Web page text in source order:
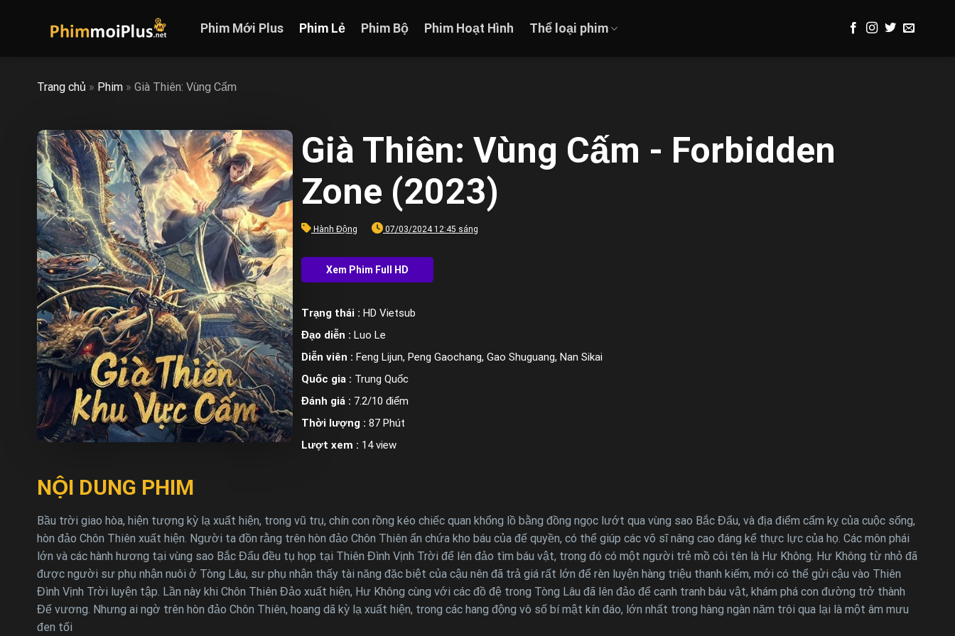
Phim Mới Plus Phim Lẻ Phim Bộ Phim Hoạt Hình Thể loại phim
Trang chủ » Phim » Già Thiên: Vùng Cấm
Già Thiên: Vùng Cấm - Forbidden
Zone (2023)
Hành Động 07/03/2024 12:45 sáng
Trạng thái : HD Vietsub
Đạo diễn : Luo Le
Diễn viên : Feng Lijun, Peng Gaochang, Gao Shuguang, Nan Sikai
Quốc gia : Trung Quốc
Đánh giá : 7.2/10 điểm
Thời lượng : 87 Phút
Lượt xem : 14 view
NỘI DUNG PHIM
Bầu trời giao hòa, hiện tượng kỳ lạ xuất hiện, trong vũ trụ, chín con rồng kéo chiếc quan khổng lồ bằng đồng ngọc lướt qua vùng sao Bắc Đẩu, và địa điểm cấm kỵ của cuộc sống,
hòn đảo Chôn Thiên xuất hiện. Người ta đồn rằng trên hòn đảo Chôn Thiên ẩn chứa kho báu của đế quyền, có thể giúp các võ sĩ nâng cao đáng kể thực lực của họ. Các môn phái
lớn và các hành hương tại vùng sao Bắc Đẩu đều tụ họp tại Thiên Đình Vịnh Trời để lên đảo tìm báu vật, trong đó có một người trẻ mồ côi tên là Hư Không. Hư Không từ nhỏ đã
được người sư phụ nhận nuôi ở Tòng Lâu, sư phụ nhận thấy tài năng đặc biệt của cậu nên đã trả giá rất lớn để rèn luyện hàng triệu thanh kiếm, mới có thể gửi cậu vào Thiên
Đình Vịnh Trời luyện tập. Lần này khi Chôn Thiên Đảo xuất hiện, Hư Không cùng với các đồ đệ trong Tòng Lâu đã lên đảo để cạnh tranh báu vật, khám phá con đường trở thành
Đế vương. Nhưng ai ngờ trên hòn đảo Chôn Thiên, hoang dã kỳ lạ xuất hiện, trong các hang động vô số bí mật kín đáo, lớn nhất trong hàng ngàn năm trôi qua lại là một âm mưu
đen tối